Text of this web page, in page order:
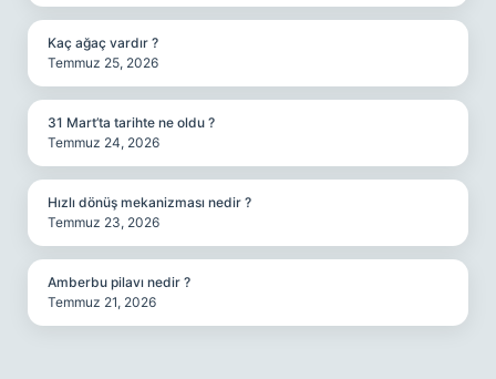
Kaç ağaç vardır ?
Temmuz 25, 2026
31 Mart’ta tarihte ne oldu ?
Temmuz 24, 2026
Hızlı dönüş mekanizması nedir ?
Temmuz 23, 2026
Amberbu pilavı nedir ?
Temmuz 21, 2026